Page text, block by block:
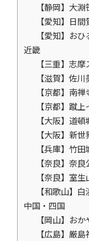
【静岡】大
【愛知】日
【愛知】お
近畿
【三重】志
【滋賀】佐
【京都】南
【京都】蹴
【大阪】道頓
【大阪】新世
【兵庫】竹田
【奈良】奈
【奈良】室
【和歌山】
中国・四国
【岡山】お
【広島】厳